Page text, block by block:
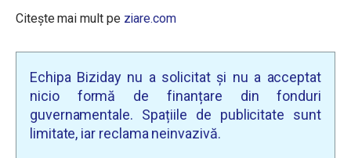
Citește mai mult pe ziare.com
Echipa Biziday nu a solicitat și nu a acceptat
nicio formă de finanțare din fonduri
guvernamentale. Spațiile de publicitate sunt
limitate, iar reclama neinvazivă.